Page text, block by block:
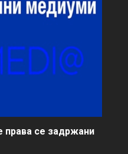
права се задржани